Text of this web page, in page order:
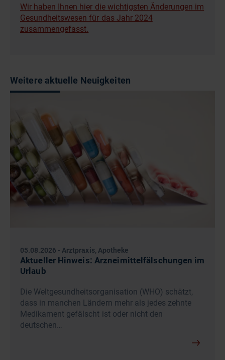
Wir haben Ihnen hier die wichtigsten Änderungen im
Gesundheitswesen für das Jahr 2024
zusammengefasst.
Weitere aktuelle Neuigkeiten
05.08.2026 - Arztpraxis, Apotheke
Aktueller Hinweis: Arzneimittelfälschungen im
Urlaub
Die Weltgesundheitsorganisation (WHO) schätzt,
dass in manchen Ländern mehr als jedes zehnte
Medikament gefälscht ist oder nicht den
deutschen…